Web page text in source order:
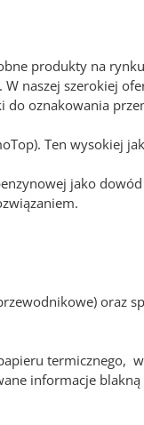
produkty na
naszej szerokiej
oznakowania
Ten wysokiej
jako dowód
oraz
termicznego,
informacje blakną